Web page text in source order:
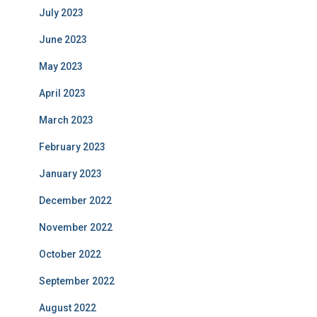
July 2023
June 2023
May 2023
April 2023
March 2023
February 2023
January 2023
December 2022
November 2022
October 2022
September 2022
August 2022